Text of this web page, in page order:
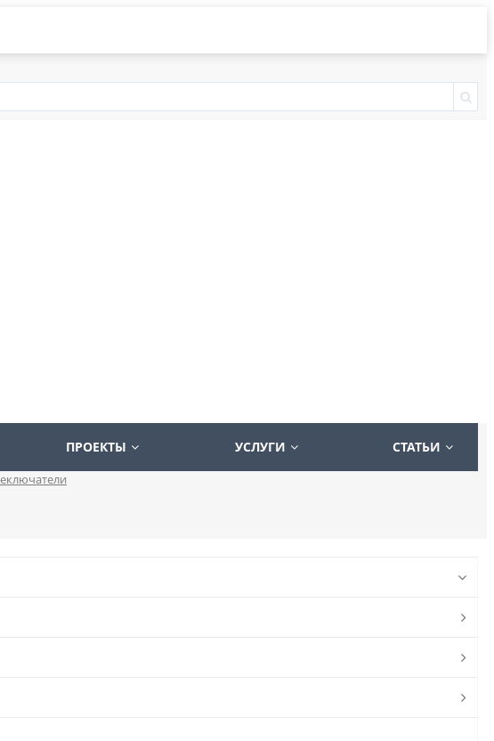
ПРОЕКТЫ УСЛУГИ СТАТЬИ